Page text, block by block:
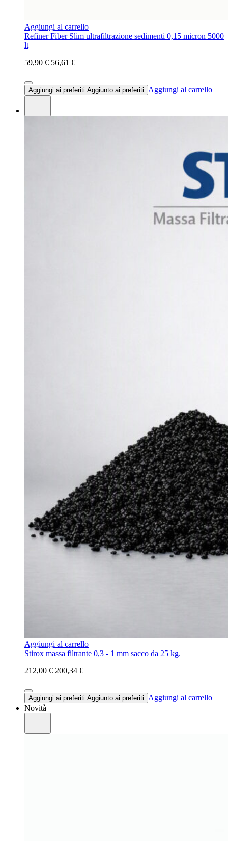
Aggiungi al carrello
Refiner Fiber Slim ultrafiltrazione sedimenti 0,15 micron 5000
lt
59,90 € 56,61 €
Aggiungi ai preferiti Aggiunto ai preferiti Aggiungi al carrello
Aggiungi al carrello
Stirox massa filtrante 0,3 - 1 mm sacco da 25 kg.
212,00 € 200,34 €
Aggiungi ai preferiti Aggiunto ai preferiti
Aggiungi al carrello
Novità